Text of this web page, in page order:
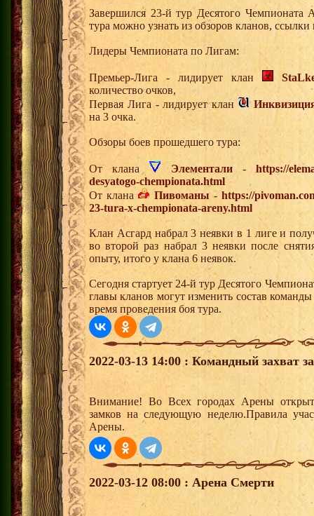
Завершился 23-й тур Десятого
тура можно узнать из обзоров кланов,
Лидеры Чемпионата по Лигам:
Премьер-Лига - лидирует клан
количество очков,
Первая Лига - лидирует клан
на 3 очка.
Обзоры боев прошедшего тура:
От клана Элементали-https://
desyatogo-chempionata.html
От клана
Пивоманы -https://
23-tura-x-chempionata-areny.html
Клан Асгард набрал 3 неявки в 1 лиге и
во второй раз набрал 3 неявки после
опыту, итого у клана 6 неявок.
Сегодня стартует 24-й тур Десятого
главы кланов могут изменить состав
время проведения боя тура.
2022-03-13 14:00 : Командный захват
Внимание! Во Всех городах Арены
замков на следующую неделю.Правила
Арены.
2022-03-12 08:00 : Арена Смерти